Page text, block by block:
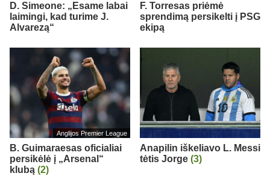
D. Simeone: „Esame labai
laimingi, kad turime J.
Alvarezą“
F. Torresas priėmė
sprendimą persikelti į PSG
ekipą
Anglijos Premier League
B. Guimaraesas oficialiai
persikėlė į „Arsenal“
klubą (2)
Anapilin iškeliavo L. Messi
tėtis Jorge (3)